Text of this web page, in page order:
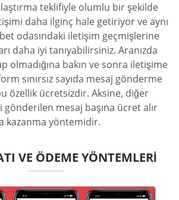
teklifiyle olumlu bir şekilde
daha ilginç hale getiriyor ve aynı
odasındaki iletişim geçmişlerine
daha iyi tanıyabilirsiniz. Aranızda
olmadığına bakın ve sonra iletişime
sınırsız sayıda mesaj gönderme
özellik ücretsizdir. Aksine, diğer
mesaj başına ücret alır
kazanma yöntemidir.
VE ÖDEME YÖNTEMLERI